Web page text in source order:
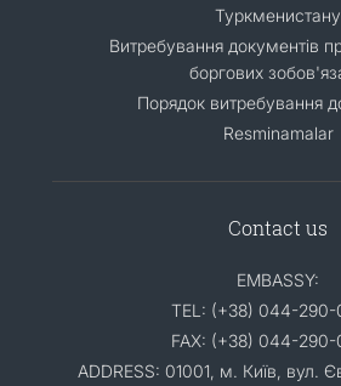
Туркменистану
Витребування документів
боргових
Порядок витребування
Resminamalar
Contact us
EMBASSY:
TEL: (+38) 044-
FAX: (+38) 044-
ADDRESS: 01001, м. Київ, вул.